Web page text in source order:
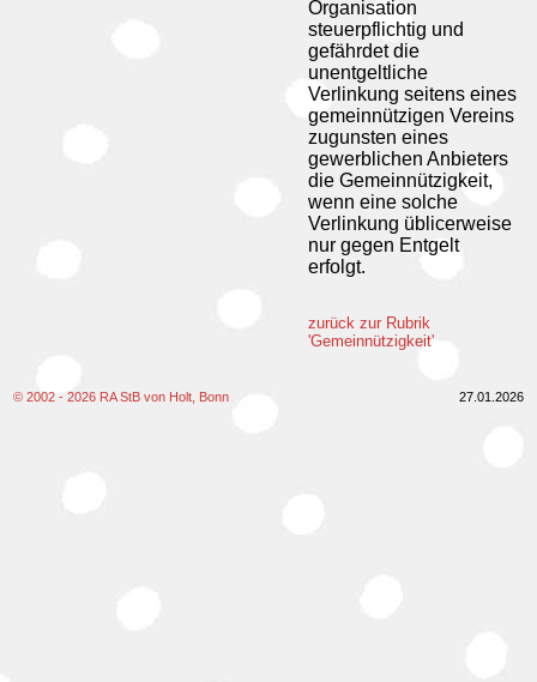
Organisation
steuerpflichtig und
gefährdet die
unentgeltliche
Verlinkung seitens eines
gemeinnützigen Vereins
zugunsten eines
gewerblichen Anbieters
die Gemeinnützigkeit,
wenn eine solche
Verlinkung üblicerweise
nur gegen Entgelt
erfolgt.
zurück zur Rubrik
'Gemeinnützigkeit'
© 2002 - 2026 RA StB von Holt, Bonn 27.01.2026